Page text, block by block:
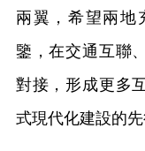
兩翼，希望兩地
鑒，在交通互聯
對接，形成更多
式現代化建設的